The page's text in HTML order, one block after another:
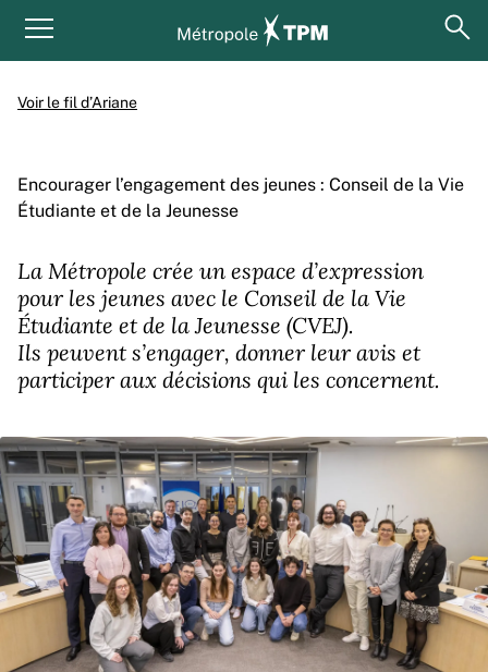
Menu principal
Voir le fil d’Ariane
Encourager l’engagement des jeunes : Conseil de la Vie
Étudiante et de la Jeunesse
La Métropole crée un espace d’expression
pour les jeunes avec le Conseil de la Vie
Étudiante et de la Jeunesse (CVEJ).
Ils peuvent s’engager, donner leur avis et
participer aux décisions qui les concernent.